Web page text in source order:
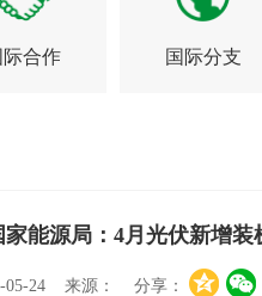
际合作 国际分支
家能源局：4月光伏新增装
05-24 来源： 分享：